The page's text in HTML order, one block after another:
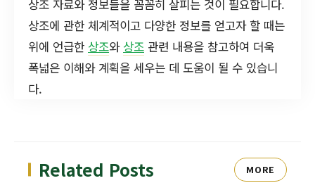
상조 자료와 정보들을 꼼꼼히 살피는 것이 필요합니다.
상조에 관한 체계적이고 다양한 정보를 얻고자 할 때는
위에 언급한 상조와 상조 관련 내용을 참고하여 더욱
폭넓은 이해와 계획을 세우는 데 도움이 될 수 있습니
다.
Related Posts MORE